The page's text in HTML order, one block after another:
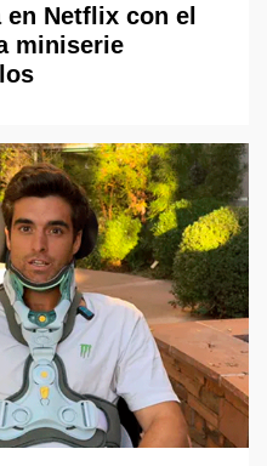
Netflix con el
miniserie